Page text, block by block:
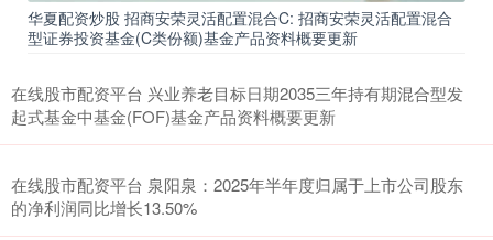
华夏配资炒股 招商安荣灵活配置混合C: 招商安荣灵活配置混合
型证券投资基金(C类份额)基金产品资料概要更新
在线股市配资平台 兴业养老目标日期2035三年持有期混合型发
起式基金中基金(FOF)基金产品资料概要更新
在线股市配资平台 泉阳泉：2025年半年度归属于上市公司股东
的净利润同比增长13.50%